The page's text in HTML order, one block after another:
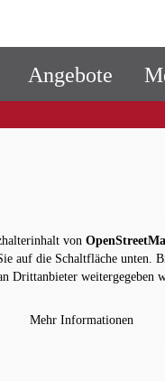
Angebote
von
auf die Schaltfläche unten.
Drittanbieter weitergegeben
Mehr Informationen